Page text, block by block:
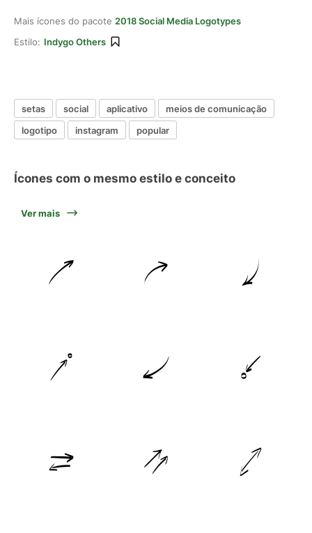
Mais ícones do pacote 2018 Social Media Logotypes
Estilo: Indygo Others
setas social aplicativo
meios de comunicação
logotipo
instagram popular
Ícones com o mesmo estilo e conceito
Ver mais